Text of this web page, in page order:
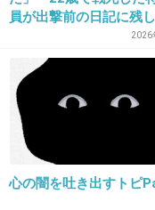
くなるよ。
モンスターペア
23. 匿名2013/08/14(水) 16:20:43
なぜ
員が出撃前の日記に残し
2026
心の闇を吐き出すトピ